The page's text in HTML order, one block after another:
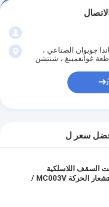
17 ، مجمع دياندا جويوان الصناعي ،
غوانغمينغ ، شنتشن
سعر ل
السقف اللاسلكية
استشعار الحركة MC003V /